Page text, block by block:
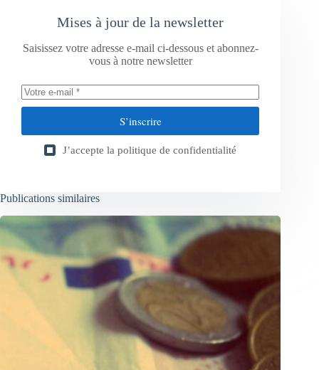
Mises à jour de la newsletter
Saisissez votre adresse e-mail ci-dessous et abonnez-
vous à notre newsletter
S’inscrire
J’accepte la politique de confidentialité
Publications similaires